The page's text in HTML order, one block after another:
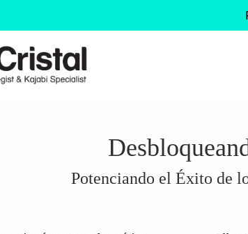
Potenciando el Éxito de